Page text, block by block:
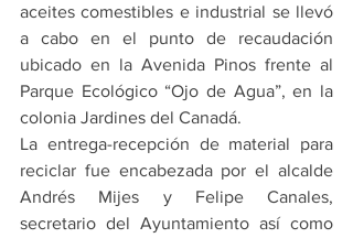
aceites comestibles e industrial se llevó
a cabo en el punto de recaudación
ubicado en la Avenida Pinos frente al
Parque Ecológico “Ojo de Agua”, en la
colonia Jardines del Canadá.
La entrega-recepción de material para
reciclar fue encabezada por el alcalde
Andrés Mijes y Felipe Canales,
secretario del Ayuntamiento así como